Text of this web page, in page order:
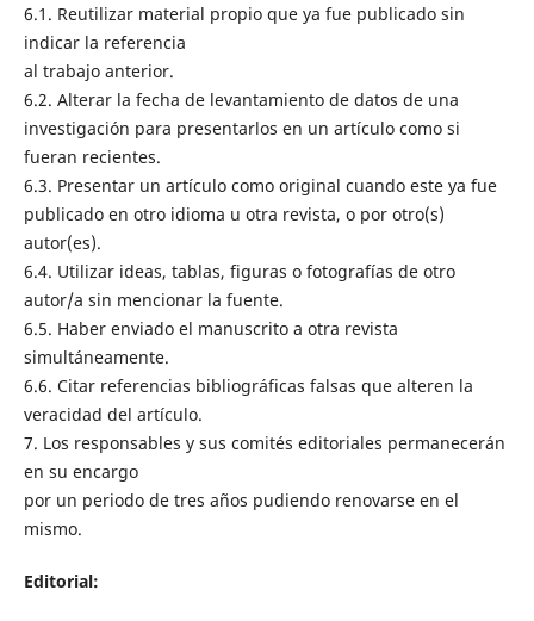
6.1. Reutilizar material propio que ya fue publicado sin
indicar la referencia
al trabajo anterior.
6.2. Alterar la fecha de levantamiento de datos de una
investigación para presentarlos en un artículo como si
fueran recientes.
6.3. Presentar un artículo como original cuando este ya fue
publicado en otro idioma u otra revista, o por otro(s)
autor(es).
6.4. Utilizar ideas, tablas, figuras o fotografías de otro
autor/a sin mencionar la fuente.
6.5. Haber enviado el manuscrito a otra revista
simultáneamente.
6.6. Citar referencias bibliográficas falsas que alteren la
veracidad del artículo.
7. Los responsables y sus comités editoriales permanecerán
en su encargo
por un periodo de tres años pudiendo renovarse en el
mismo.
Editorial: